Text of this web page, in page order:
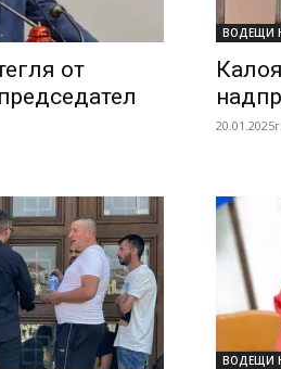
от
ВОДЕЩИ
ВОДЕЩИ